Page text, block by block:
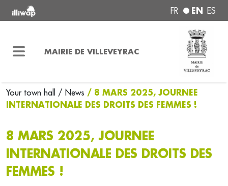
FR EN ES
MAIRIE DE VILLEVEYRAC
Your town hall / News / 8 MARS 2025, JOURNEE
INTERNATIONALE DES DROITS DES FEMMES !
8 MARS 2025, JOURNEE
INTERNATIONALE DES DROITS DES
FEMMES !